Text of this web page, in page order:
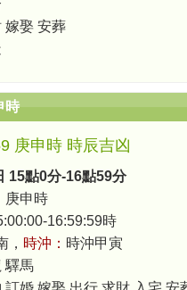
嫁娶 安葬
時
庚申時 時辰吉凶
15點0分-16點59分
庚申時
16:59:59時
， 時沖： 時沖甲寅
驛馬